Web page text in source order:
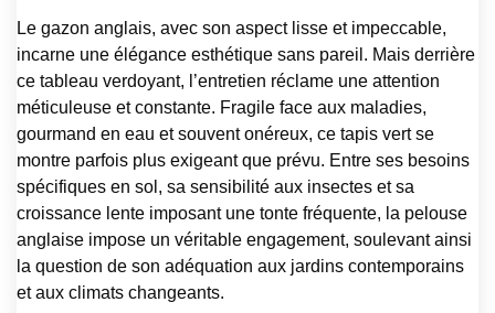
Le gazon anglais, avec son aspect lisse et impeccable,
incarne une élégance esthétique sans pareil. Mais derrière
ce tableau verdoyant, l’entretien réclame une attention
méticuleuse et constante. Fragile face aux maladies,
gourmand en eau et souvent onéreux, ce tapis vert se
montre parfois plus exigeant que prévu. Entre ses besoins
spécifiques en sol, sa sensibilité aux insectes et sa
croissance lente imposant une tonte fréquente, la pelouse
anglaise impose un véritable engagement, soulevant ainsi
la question de son adéquation aux jardins contemporains
et aux climats changeants.